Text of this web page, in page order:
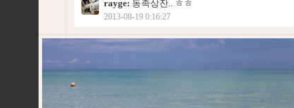
rayge: 동족상잔.. ㅎㅎ
2013-08-19 0:16:27